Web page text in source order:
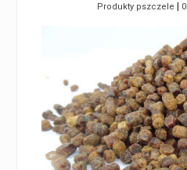
Produkty pszczele | 0